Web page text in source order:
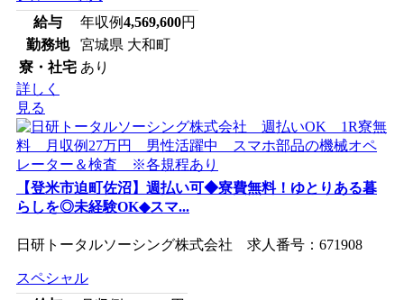
給与
年収例4,569,600円
勤務地
宮城県 大和町
寮・社宅 あり
詳しく
見る
【登米市迫町佐沼】週払い可◆寮費無料！ゆとりある暮
らしを◎未経験OK◆スマ...
日研トータルソーシング株式会社 求人番号：671908
スペシャル